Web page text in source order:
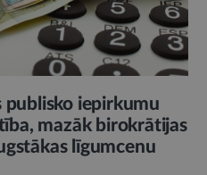
publisko iepirkumu
mazāk birokrātijas
līgumcenu